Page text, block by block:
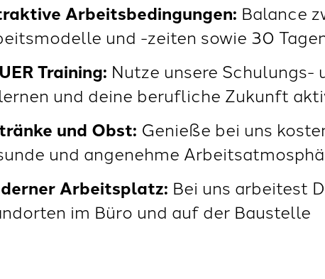
Arbeitsbedingungen: Balance
und -zeiten sowie 30
Training: Nutze unsere
und deine berufliche Zukunft
und Obst: Genieße bei uns
und angenehme
Arbeitsplatz: Bei uns arbeitest
im Büro und auf der Baustelle